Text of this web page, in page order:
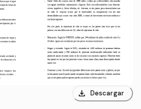
download Descargar